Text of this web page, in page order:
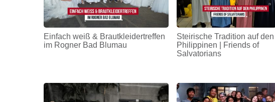
Einfach weiß & Brautkleidertreffen
im Rogner Bad Blumau
Steirische Tradition auf den
Philippinen | Friends of
Salvatorians